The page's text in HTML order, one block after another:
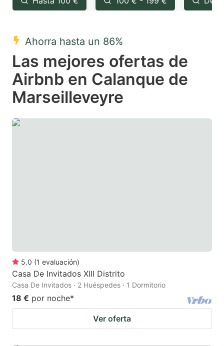
question
key
to
get
keyboard
shortcuts
question
to
get
the
shortcuts
Ahorra hasta un 86%
Las mejores ofertas de
Airbnb en Calanque de
Marseilleveyre
5.0 (1 evaluación)
Casa De Invitados XIII Distrito
Casa De Invitados · 2 Huéspedes · 1 Dormitorio
18 € por noche*
Ver oferta